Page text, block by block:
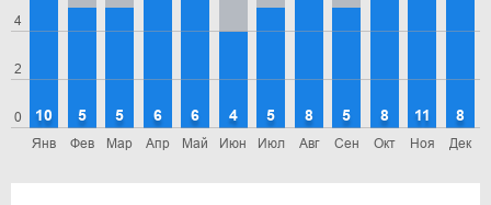
0
2
4
Янв
10
Фев
5
Мар
5
Апр
6
Май
6
Июн
4
Июл
5
Авг
8
Сен
5
Окт
8
Ноя
11
Дек
8